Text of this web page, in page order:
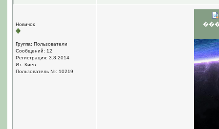
Новичок
Группа: Пользователи
Сообщений: 12
Регистрация: 3.8.2014
Из: Киев
Пользователь №: 10219